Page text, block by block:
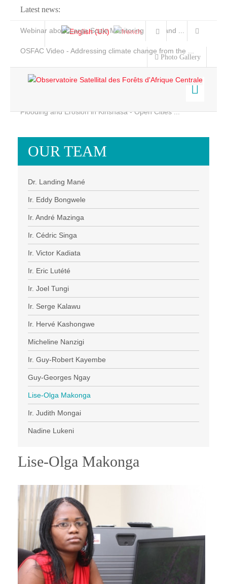
Latest news:
Webinar about Large Scale Monitoring and Land ...
OSFAC Video - Addressing climate change from the ...
Flooding and Erosion in Kinshasa - Open Cities ...
Photo Gallery
Home
Services
News & Stories
OUR TEAM
Dr. Landing Mané
Ir. Eddy Bongwele
Ir. André Mazinga
Ir. Cédric Singa
Ir. Victor Kadiata
Ir. Eric Lutété
Ir. Joel Tungi
Ir. Serge Kalawu
Ir. Hervé Kashongwe
Micheline Nanzigi
Ir. Guy-Robert Kayembe
Guy-Georges Ngay
Lise-Olga Makonga
Ir. Judith Mongai
Nadine Lukeni
Lise-Olga Makonga